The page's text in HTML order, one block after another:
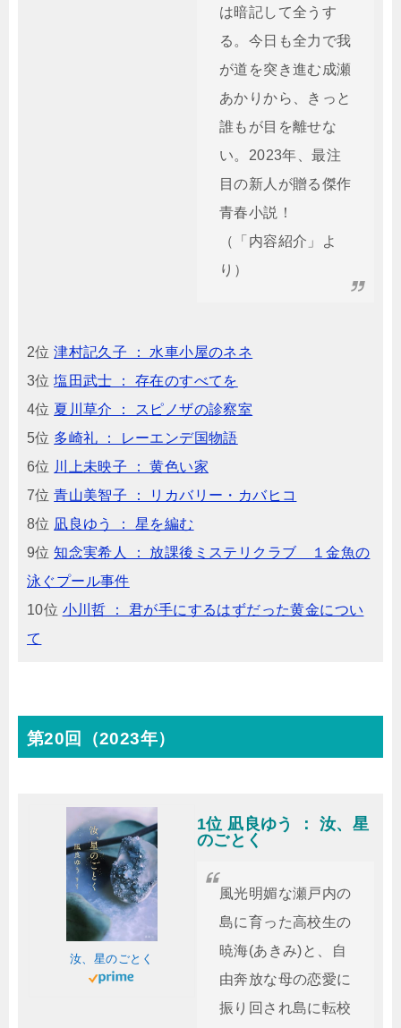
は暗記して全うす
る。今日も全力で我
が道を突き進む成瀬
あかりから、きっと
誰もが目を離せな
い。2023年、最注
目の新人が贈る傑作
青春小説！
（「内容紹介」よ
り）
2位津村記久子 ： 水車小屋のネネ
3位塩田武士 ： 存在のすべてを
4位 夏川草介 ： スピノザの診察室
5位 多崎礼 ： レーエンデ国物語
6位 川上未映子 ： 黄色い家
7位青山美智子 ： リカバリー・カバヒコ
8位 凪良ゆう ： 星を編む
9位知念実希人 ： 放課後ミステリクラブ １金魚の
泳ぐプール事件
10位 小川哲 ： 君が手にするはずだった黄金につい
て
第20回（2023年）
汝、星のごとく
1位 凪良ゆう ： 汝、星
のごとく
風光明媚な瀬戸内の
島に育った高校生の
暁海(あきみ)と、自
由奔放な母の恋愛に
振り回され島に転校